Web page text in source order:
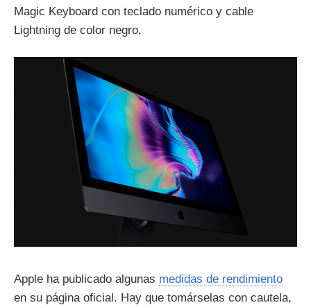
Magic Keyboard con teclado numérico y cable
Lightning de color negro.
Apple ha publicado algunas medidas de rendimiento
en su página oficial. Hay que tomárselas con cautela,